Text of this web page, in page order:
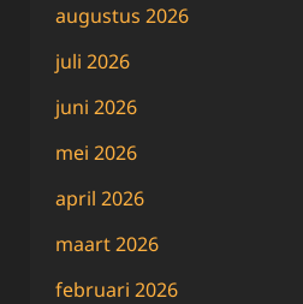
augustus 2026
juli 2026
juni 2026
mei 2026
april 2026
maart 2026
februari 2026